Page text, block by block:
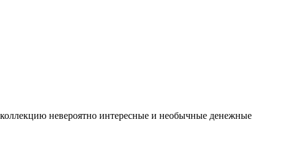
невероятно интересные и необычные денежные